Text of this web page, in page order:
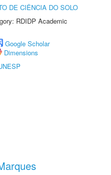
DE CIÊNCIA DO SOLO
RDIDP Academic
Google Scholar
Dimensions